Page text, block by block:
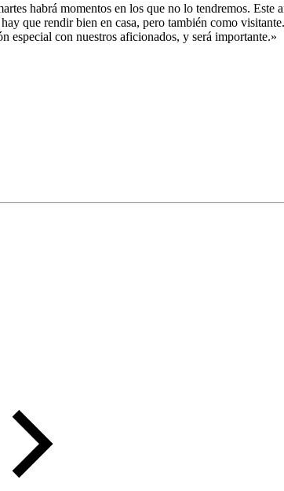
habrá momentos en los que no lo tendremos. Este
que rendir bien en casa, pero también como
especial con nuestros aficionados, y será importante.»